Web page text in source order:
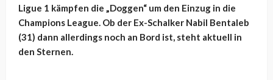
Ligue 1 kämpfen die „Doggen“ um den Einzug in die
Champions League. Ob der Ex-Schalker Nabil Bentaleb
(31) dann allerdings noch an Bord ist, steht aktuell in
den Sternen.